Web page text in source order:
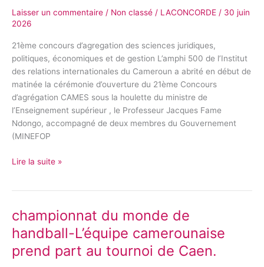
Laisser un commentaire / Non classé / LACONCORDE / 30 juin
2026
21ème concours d’agregation des sciences juridiques,
politiques, économiques et de gestion L’amphi 500 de l’Institut
des relations internationales du Cameroun a abrité en début de
matinée la cérémonie d’ouverture du 21ème Concours
d’agrégation CAMES sous la houlette du ministre de
l’Enseignement supérieur , le Professeur Jacques Fame
Ndongo, accompagné de deux membres du Gouvernement
(MINEFOP
d’agregation
des
politiques,
gestion
Lire la suite »
championnat du monde de
handball-L’équipe camerounaise
prend part au tournoi de Caen.
championnat
du
monde
de